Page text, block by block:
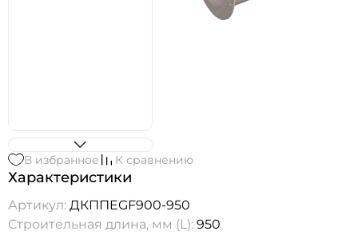
В избранное К сравнению
Характеристики
Артикул: ДКППEGF900-950
Строительная длина, мм (L): 950